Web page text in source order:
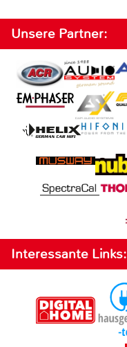
Unsere Partner:
Interessante Links: